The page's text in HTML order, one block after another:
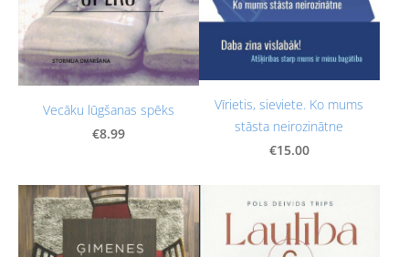
Vecāku lūgšanas spēks
€8.99
Vīrietis, sieviete. Ko mums
stāsta neirozinātne
€15.00